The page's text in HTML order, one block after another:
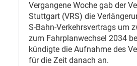
Vergangene Woche gab der
Stuttgart (VRS) die
S-Bahn-Verkehrsvertrags um
zum Fahrplanwechsel 2034
kündigte die Aufnahme des
für die Zeit danach an.